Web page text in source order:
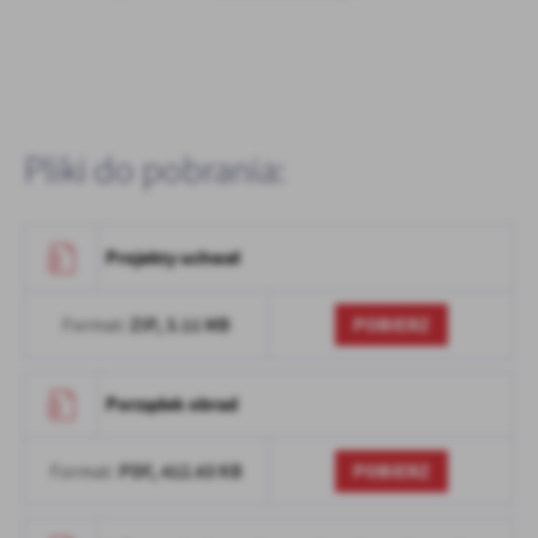
Pliki do pobrania:
Projekty uchwał
Format: ZIP, 3.11 MB POBIERZ
Porządek obrad
Format: PDF, 412.63 KB POBIERZ